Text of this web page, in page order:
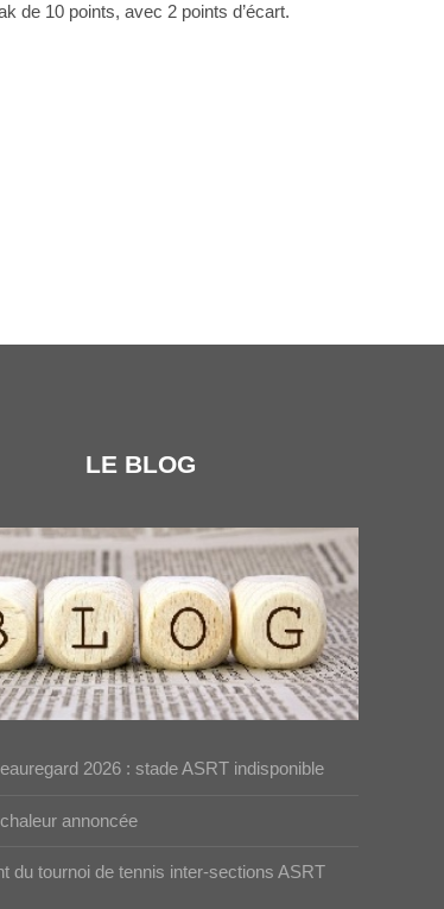
de 10 points, avec 2 points d’écart.
LE BLOG
2026 : stade ASRT indisponible
annoncée
du tournoi de tennis inter-sections ASRT